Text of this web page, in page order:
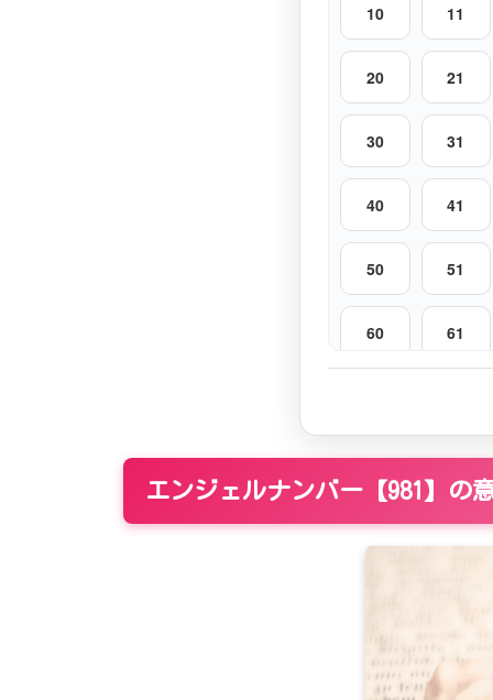
10 11
20 21
30 31
40 41
50 51
60 61
80 81
90 91
エンジェルナンバー【981】の